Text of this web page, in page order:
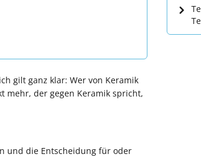
gilt ganz klar: Wer von Keramik
mehr, der gegen Keramik spricht,
und die Entscheidung für oder